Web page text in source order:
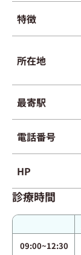
特徴
所在地
最寄駅
電話番号
HP
診療時間
09:00~12:30